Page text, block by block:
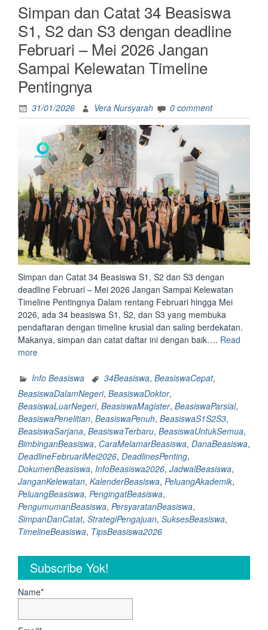
Simpan dan Catat 34 Beasiswa
S1, S2 dan S3 dengan deadline
Februari – Mei 2026 Jangan
Sampai Kelewatan Timeline
Pentingnya
31/01/2026 Vera Nursyarah 0 comment
Simpan dan Catat 34 Beasiswa S1, S2 dan S3 dengan
deadline Februari – Mei 2026 Jangan Sampai Kelewatan
Timeline Pentingnya Dalam rentang Februari hingga Mei
2026, ada 34 beasiswa S1, S2, dan S3 yang membuka
pendaftaran dengan timeline krusial dan saling berdekatan.
Makanya, simpan dan catat daftar ini dengan baik…. Read
more“Simpan
Catat
34
Beasiswa
S1,
S2
dan
S3
dengan
deadline
Februari
–
Mei
2026
Kelewatan
Timeline
Pentingnya”
Info Beasiswa 34Beasiswa, BeasiswaCepat,
BeasiswaDalamNegeri, BeasiswaDoktor,
BeasiswaLuarNegeri, BeasiswaMagister, BeasiswaParsial,
BeasiswaPenelitian, BeasiswaPenuh, BeasiswaS1S2S3,
BeasiswaSarjana, BeasiswaTerbaru, BeasiswaUntukSemua,
BimbinganBeasiswa, CaraMelamarBeasiswa, DanaBeasiswa,
DeadlineFebruariMei2026, DeadlinesPenting,
DokumenBeasiswa, InfoBeasiswa2026, JadwalBeasiswa,
JanganKelewatan, KalenderBeasiswa, PeluangAkademik,
PeluangBeasiswa, PengingatBeasiswa,
PengumumanBeasiswa, PersyaratanBeasiswa,
SimpanDanCatat, StrategiPengajuan, SuksesBeasiswa,
TimelineBeasiswa, TipsBeasiswa2026
Subscribe Yok!
Name*